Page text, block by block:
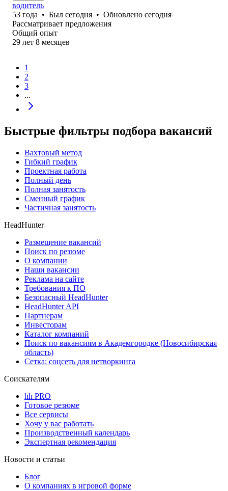
водитель
53 года • Был сегодня • Обновлено сегодня
Рассматривает предложения
Общий опыт
29 лет 8 месяцев
1
2
3
...
Быстрые фильтры подбора вакансий
Вахтовый метод
Гибкий график
Проектная работа
Полный день
Полная занятость
Сменный график
Частичная занятость
HeadHunter
Размещение вакансий
Поиск по резюме
О компании
Наши вакансии
Реклама на сайте
Требования к ПО
Безопасный HeadHunter
HeadHunter API
Партнерам
Инвесторам
Каталог компаний
Поиск по вакансиям в Академгородке (Новосибирская
область)
Сетка: соцсеть для нетворкинга
Соискателям
hh PRO
Готовое резюме
Все сервисы
Хочу у вас работать
Производственный календарь
Экспертная рекомендация
Новости и статьи
Блог
О компаниях в игровой форме